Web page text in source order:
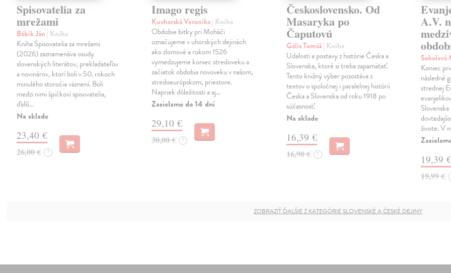
Spisovatelia za
mrežami
Bábik Ján | Kniha
Kniha Spisovatelia za mrežami
(2026) zaznamenáva osudy
slovenských literátov, prekladateľov
a novinárov, ktorí boli v 50. rokoch
minulého storočia väznení. Boli
medzi nimi špičkoví spisovatelia,
ďalší…
Na sklade
23,40 €
26,00 € ?
Imago regis
Kucharská Veronika| Kniha
Obdobie bitky pri Moháči
označujeme v uhorských dejinách
ako zlomové a rokom 1526
vymedzujeme koniec stredoveku a
začiatok obdobia novoveku v našom,
stredoeurópskom, priestore.
Napriek dôležitosti a aj…
Zasielame do 14 dní
29,10 €
30,00 € ?
Československo. Od
Masaryka po
Čaputovú
Gális Tomáš| Kniha
Udalosti a postavy z histórie Česka a
Slovenska, ktoré si treba zapamätať.
Tento knižný výber pozostáva z
textov o spoločnej i paralelnej histórii
Česka a Slovenska od roku 1918 po
súčasnosť.
Na sklade
16,39 €
16,90 € ?
A.V.
Sokolová
Koniec
následné
strednej
živote. V
19,39 €
19,99 €
ZOBRAZIŤ ĎALŠIE Z KATEGÓRIE SLOVENSKÉ A ČESKÉ DEJINY